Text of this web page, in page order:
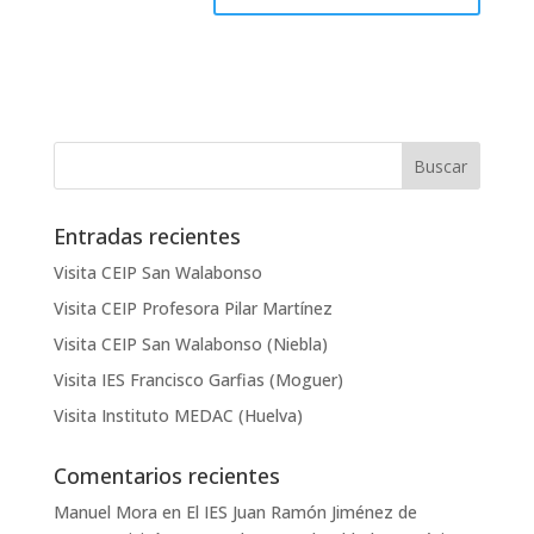
Entradas recientes
Visita CEIP San Walabonso
Visita CEIP Profesora Pilar Martínez
Visita CEIP San Walabonso (Niebla)
Visita IES Francisco Garfias (Moguer)
Visita Instituto MEDAC (Huelva)
Comentarios recientes
Manuel Mora en El IES Juan Ramón Jiménez de